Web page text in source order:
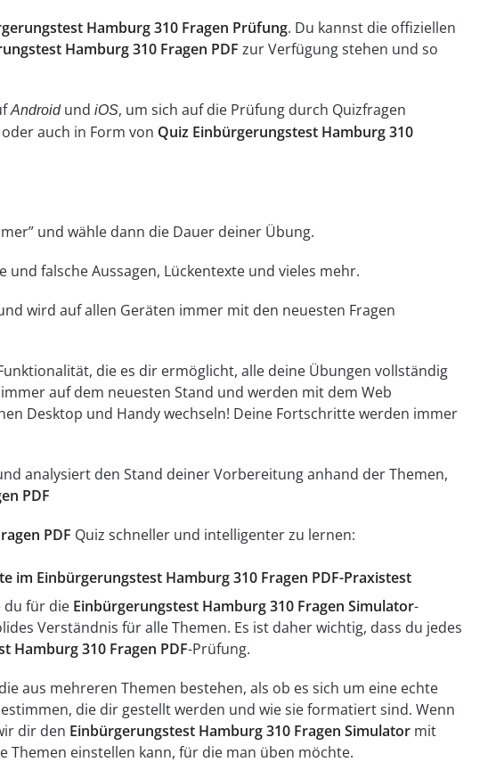
Hamburg 310 Fragen Prüfung. Du kannst die offiziellen
Hamburg 310 Fragen PDF zur Verfügung stehen und so
Androidund iOS, um sich auf die Prüfung durch Quizfragen
auch in Form von Quiz Einbürgerungstest Hamburg 310
und wähle dann die Dauer deiner Übung.
falsche Aussagen, Lückentexte und vieles mehr.
wird auf allen Geräten immer mit den neuesten Fragen
die es dir ermöglicht, alle deine Übungen vollständig
auf dem neuesten Stand und werden mit dem Web
Desktop und Handy wechseln! Deine Fortschritte werden immer
analysiert den Stand deiner Vorbereitung anhand der Themen,
PDF
PDF Quiz schneller und intelligenter zu lernen:
im Einbürgerungstest Hamburg 310 Fragen PDF-Praxistest
du für die Einbürgerungstest Hamburg 310 Fragen Simulator-
Verständnis für alle Themen. Es ist daher wichtig, dass du jedes
Hamburg 310 Fragen PDF-Prüfung.
aus mehreren Themen bestehen, als ob es sich um eine echte
die dir gestellt werden und wie sie formatiert sind. Wenn
dir den Einbürgerungstest Hamburg 310 Fragen Simulatormit
einstellen kann, für die man üben möchte.